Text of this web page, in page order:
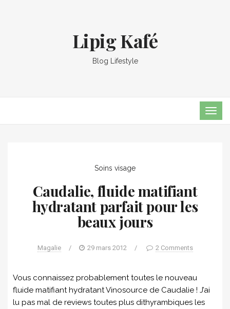
Lipig Kafé
Blog Lifestyle
Soins visage
Caudalie, fluide matifiant
hydratant parfait pour les
beaux jours
Magalie / 29 mars 2012 / 2 Comments
Vous connaissez probablement toutes le nouveau
fluide matifiant hydratant Vinosource de Caudalie ! J’ai
lu pas mal de reviews toutes plus dithyrambiques les